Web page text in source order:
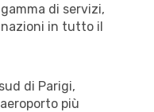
di servizi,
in tutto il
di Parigi,
più